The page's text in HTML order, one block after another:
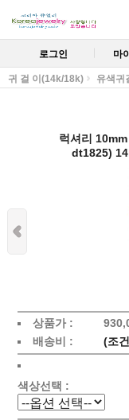
로그인 마
귀 걸 이(14k/18k) 유색귀
럭셔리
dt1825)
상품가 :
배송비 : (조
색상선택 :